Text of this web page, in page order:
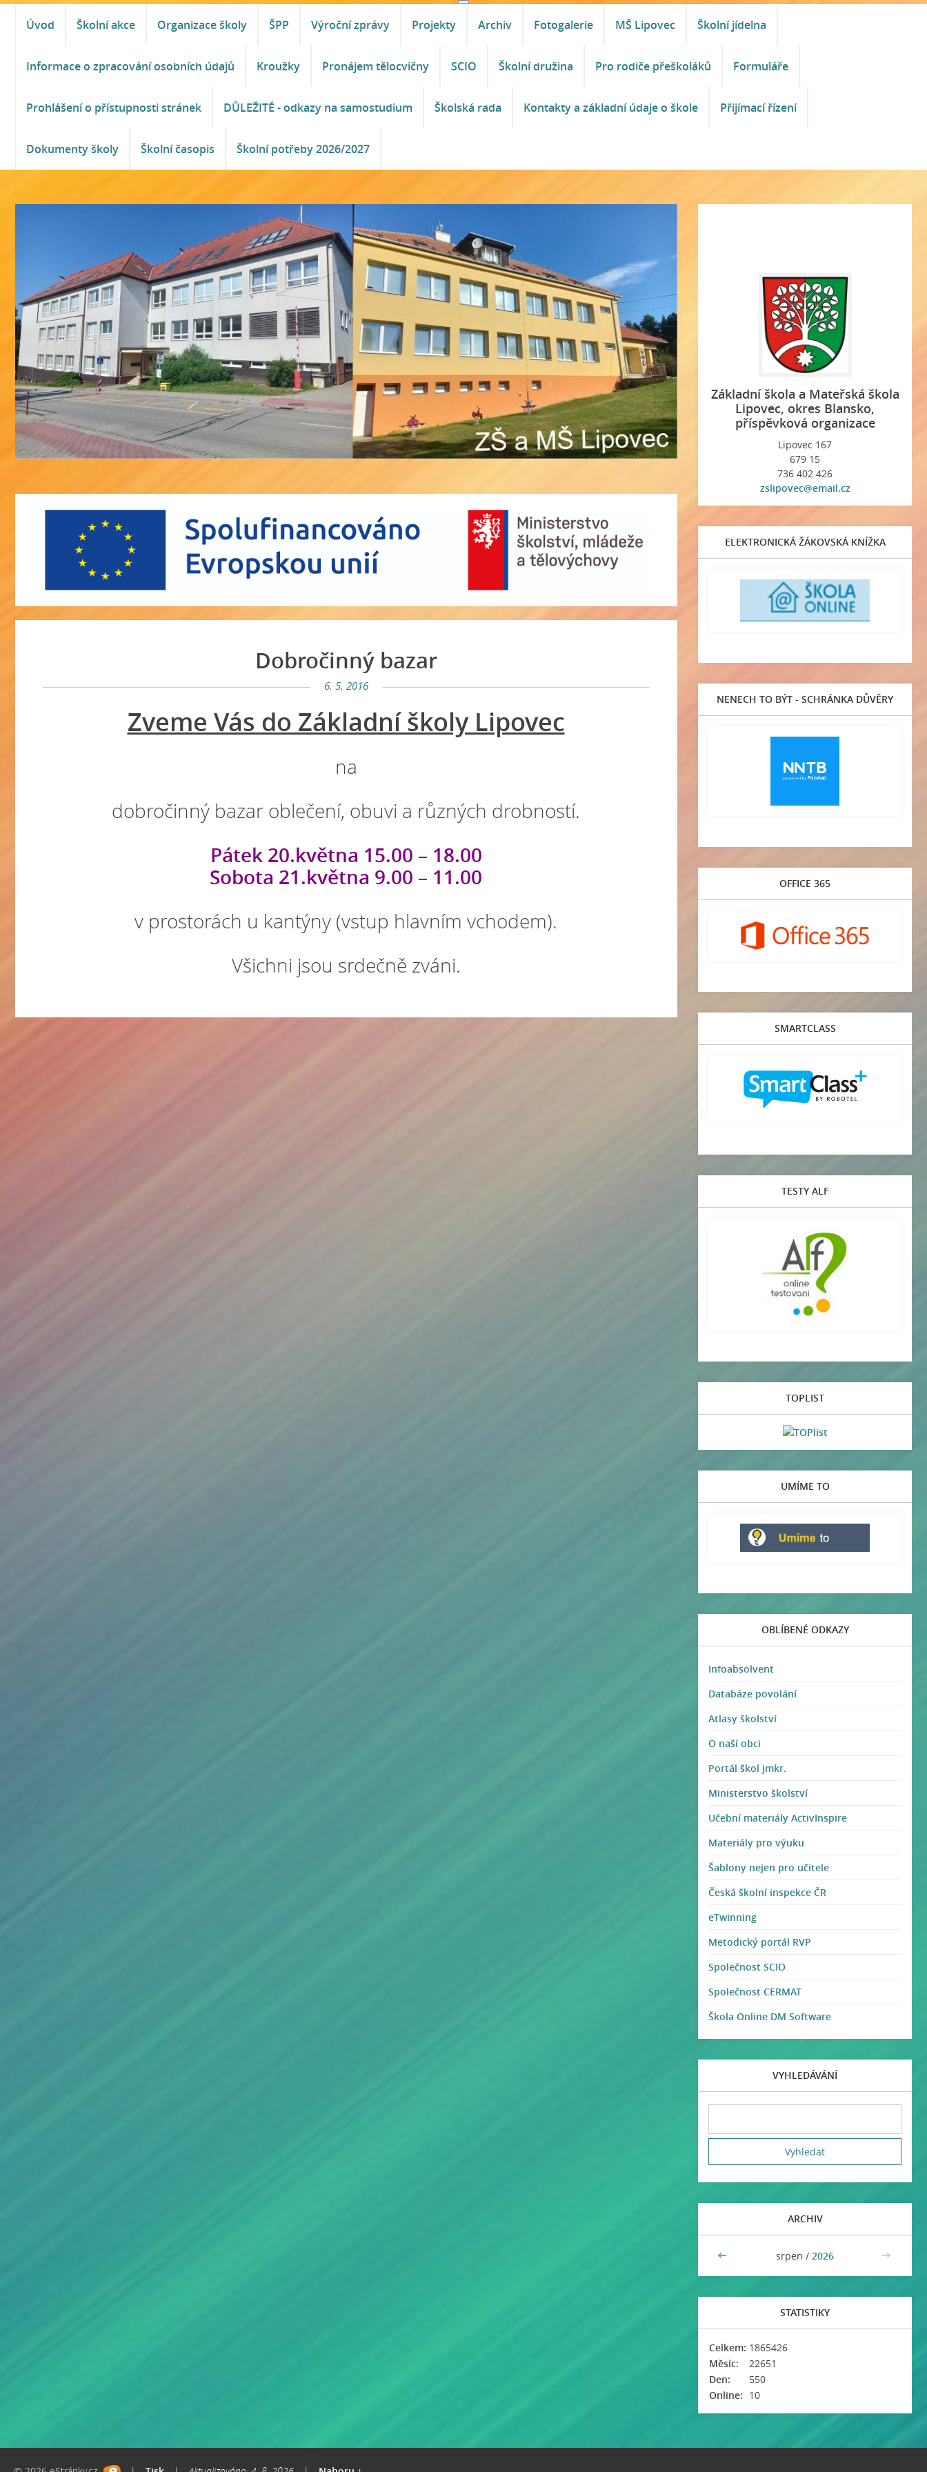
Úvod Školní akce Organizace školy ŠPP Výroční zprávy Projekty Archiv Fotogalerie MŠ Lipovec Školní jídelna
Informace o zpracování osobních údajů Kroužky Pronájem tělocvičny SCIO Školní družina Pro rodiče přeškoláků Formuláře
Prohlášení o přístupnosti stránek DŮLEŽITÉ - odkazy na samostudium Školská rada Kontakty a základní údaje o škole Přijímací řízení
Dokumenty školy Školní časopis Školní potřeby 2026/2027
Dobročinný bazar
6. 5. 2016
Zveme Vás do Základní školy Lipovec
na
dobročinný bazar oblečení, obuvi a různých drobností.
Pátek 20.května 15.00 – 18.00
Sobota 21.května 9.00 – 11.00
v prostorách u kantýny (vstup hlavním vchodem).
Všichni jsou srdečně zváni.
Základní škola a Mateřská škola
Lipovec, okres Blansko,
příspěvková organizace
Lipovec 167
679 15
736 402 426
zslipovec@email.cz
ELEKTRONICKÁ ŽÁKOVSKÁ KNÍŽKA
NENECH TO BÝT - SCHRÁNKA DŮVĚRY
OFFICE 365
SMARTCLASS
TESTY ALF
TOPLIST
UMÍME TO
OBLÍBENÉ ODKAZY
Infoabsolvent
Databáze povolání
Atlasy školství
O naší obci
Portál škol jmkr.
Ministerstvo školství
Učební materiály ActivInspire
Materiály pro výuku
Šablony nejen pro učitele
Česká školní inspekce ČR
eTwinning
Metodický portál RVP
Společnost SCIO
Společnost CERMAT
Škola Online DM Software
VYHLEDÁVÁNÍ
ARCHIV
<< srpen / 2026 >>
STATISTIKY
Online: 10
Celkem: 1865426
Měsíc:
22651
Den:
550